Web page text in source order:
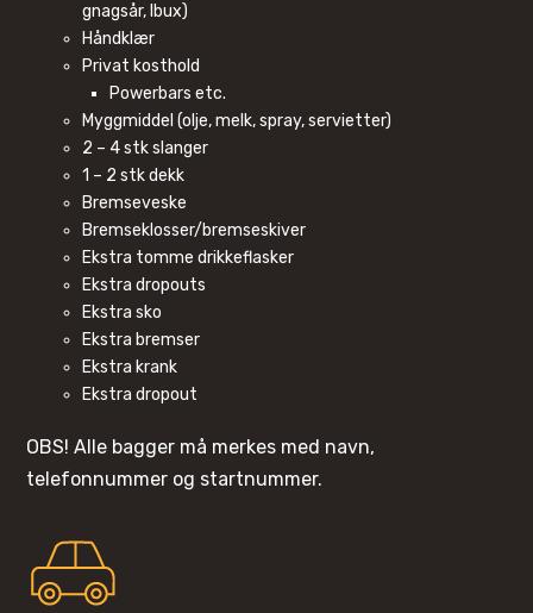
gnagsår, Ibux)
Håndklær
Privat kosthold
Powerbars etc.
Myggmiddel (olje, melk, spray, servietter)
2 – 4 stk slanger
1 – 2 stk dekk
Bremseveske
Bremseklosser/bremseskiver
Ekstra tomme drikkeflasker
Ekstra dropouts
Ekstra sko
Ekstra bremser
Ekstra krank
Ekstra dropout
OBS! Alle bagger må merkes med navn,
telefonnummer og startnummer.